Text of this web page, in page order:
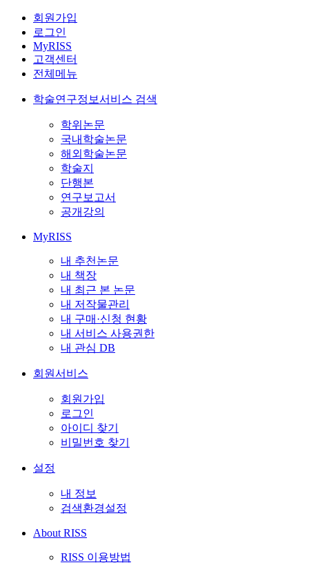
회원가입
로그인
MyRISS
고객센터
전체메뉴
학술연구정보서비스 검색
학위논문
국내학술논문
해외학술논문
학술지
단행본
연구보고서
공개강의
MyRISS
내 추천논문
내 책장
내 최근 본 논문
내 저작물관리
내 구매·신청 현황
내 서비스 사용권한
내 관심 DB
회원서비스
회원가입
로그인
아이디 찾기
비밀번호 찾기
설정
내 정보
검색환경설정
About RISS
RISS 이용방법